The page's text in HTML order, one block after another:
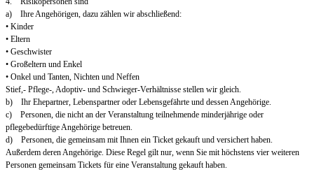
a) Ihre Angehörigen, dazu zählen wir abschließend:
• Kinder
• Eltern
• Geschwister
• Großeltern und Enkel
• Onkel und Tanten, Nichten und Neffen
Stief,- Pflege-, Adoptiv- und Schwieger-Verhältnisse stellen wir gleich.
b) Ihr Ehepartner, Lebenspartner oder Lebensgefährte und dessen Angehörige.
c) Personen, die nicht an der Veranstaltung teilnehmende minderjährige oder
pflegebedürftige Angehörige betreuen.
d) Personen, die gemeinsam mit Ihnen ein Ticket gekauft und versichert haben.
Außerdem deren Angehörige. Diese Regel gilt nur, wenn Sie mit höchstens vier weiteren
Personen gemeinsam Tickets für eine Veranstaltung gekauft haben.